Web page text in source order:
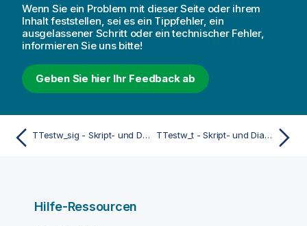
Wenn Sie ein Problem mit dieser Seite oder ihrem
Inhalt feststellen, sei es ein Tippfehler, ein
ausgelassener Schritt oder ein technischer Fehler,
informieren Sie uns bitte!
Geben Sie hier Ihr Feedback ab
TTestw_sig - Skript- und Diagrammfunktion TTestw_t - Skript- und Diagrammfunktion
Hilfe-Ressourcen